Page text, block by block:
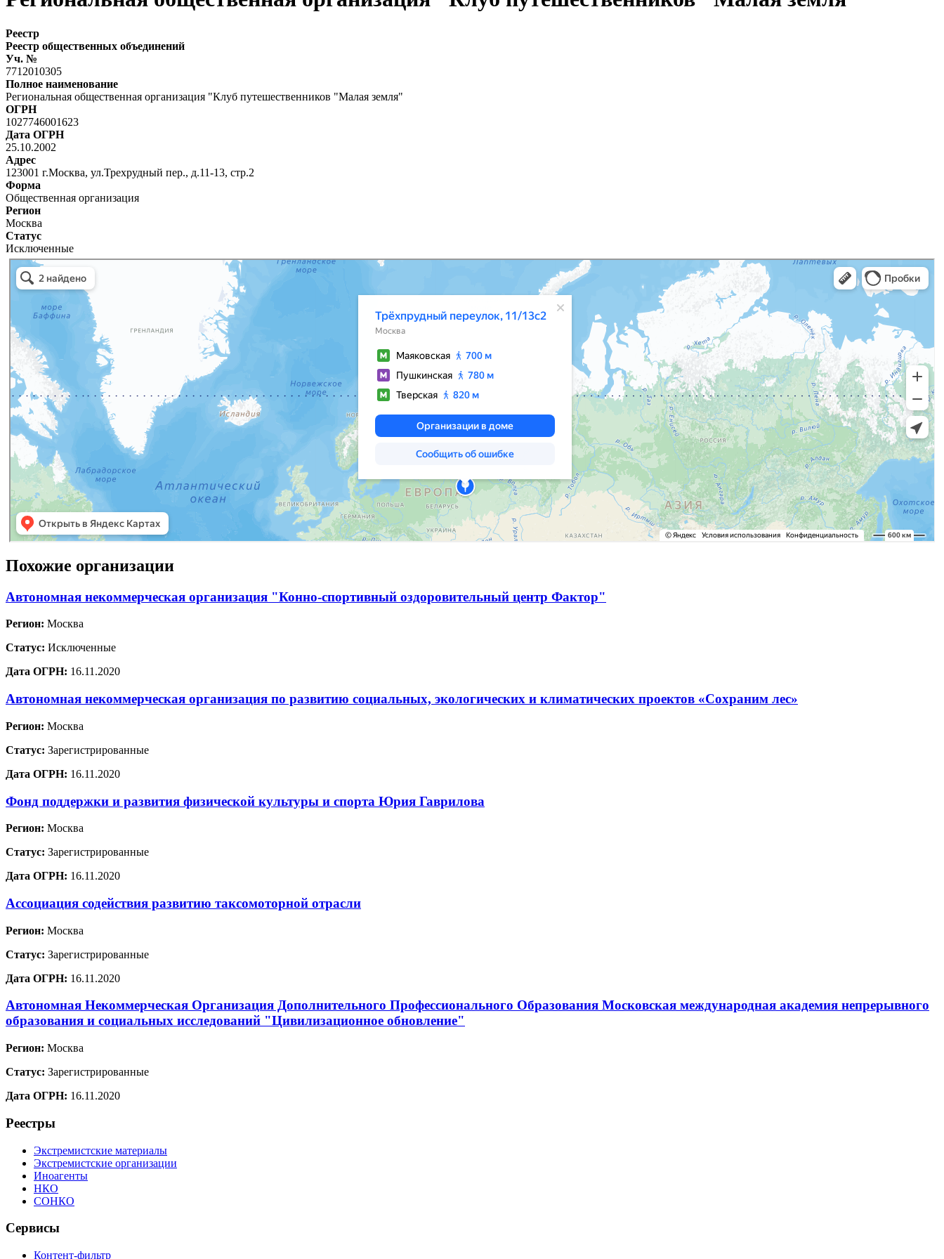
Реестр
Реестр общественных объединений
Уч. №
7712010305
Полное наименование
Региональная общественная организация "Клуб путешественников "Малая земля"
ОГРН
1027746001623
Дата ОГРН
25.10.2002
Адрес
123001 г.Москва, ул.Трехрудный пер., д.11-13, стр.2
Форма
Общественная организация
Регион
Москва
Статус
Исключенные
Похожие организации
Автономная некоммерческая организация "Конно-спортивный оздоровительный центр Фактор"
Регион: Москва
Статус: Исключенные
Дата ОГРН: 16.11.2020
Автономная некоммерческая организация по развитию социальных, экологических и климатических проектов «Сохраним лес»
Регион: Москва
Статус: Зарегистрированные
Дата ОГРН: 16.11.2020
Фонд поддержки и развития физической культуры и спорта Юрия Гаврилова
Регион: Москва
Статус: Зарегистрированные
Дата ОГРН: 16.11.2020
Ассоциация содействия развитию таксомоторной отрасли
Регион: Москва
Статус: Зарегистрированные
Дата ОГРН: 16.11.2020
Автономная Некоммерческая Организация Дополнительного Профессионального Образования Московская международная академия непрерывного
образования и социальных исследований "Цивилизационное обновление"
Регион: Москва
Статус: Зарегистрированные
Дата ОГРН: 16.11.2020
Реестры
Экстремистские материалы
Экстремистские организации
Иноагенты
НКО
СОНКО
Сервисы
Контент-фильтр